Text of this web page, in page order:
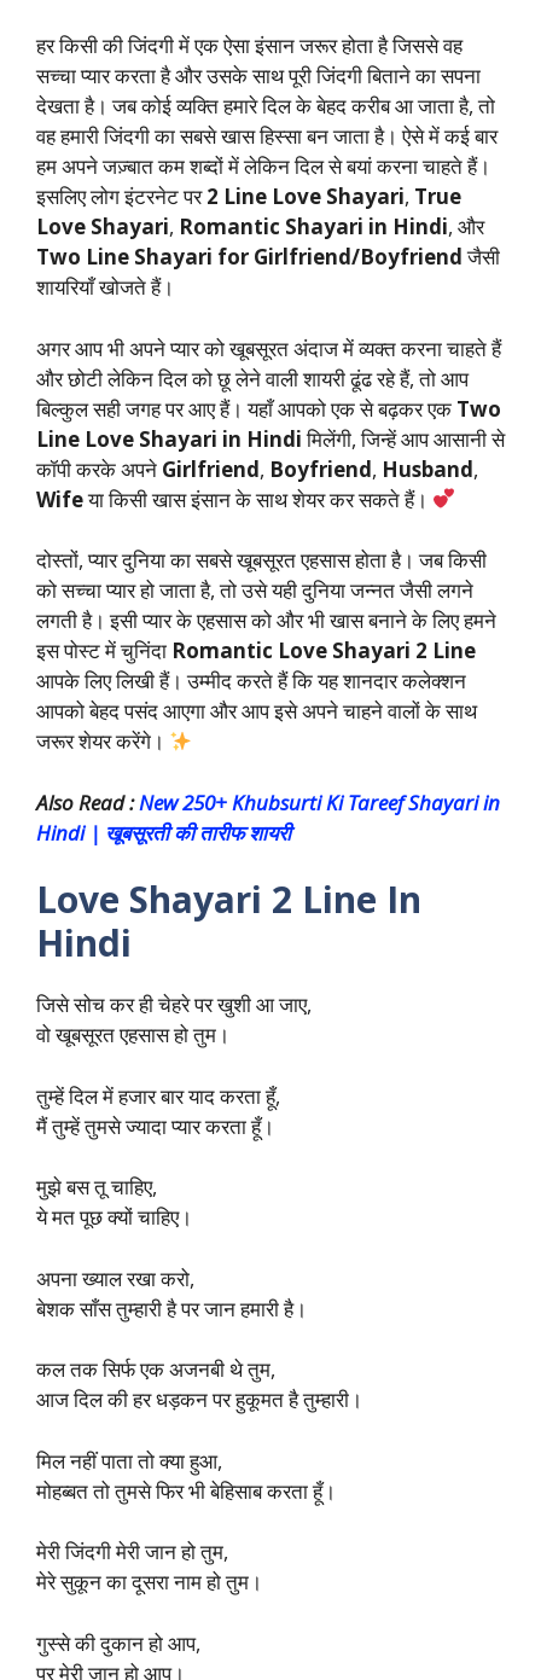
हर किसी की जिंदगी में एक ऐसा इंसान जरूर होता है जिससे वह
सच्चा प्यार करता है और उसके साथ पूरी जिंदगी बिताने का सपना
देखता है। जब कोई व्यक्ति हमारे दिल के बेहद करीब आ जाता है, तो
वह हमारी जिंदगी का सबसे खास हिस्सा बन जाता है। ऐसे में कई बार
हम अपने जज़्बात कम शब्दों में लेकिन दिल से बयां करना चाहते हैं।
इसलिए लोग इंटरनेट पर2 Line Love Shayari, True
Love Shayari, Romantic Shayari in Hindi, और
Two Line Shayari for Girlfriend/Boyfriendजैसी
शायरियाँ खोजते हैं।
अगर आप भी अपने प्यार को खूबसूरत अंदाज में व्यक्त करना चाहते हैं
और छोटी लेकिन दिल को छू लेने वाली शायरी ढूंढ रहे हैं, तो आप
बिल्कुल सही जगह पर आए हैं। यहाँ आपको एक से बढ़कर एक Two
Line Love Shayari in Hindiमिलेंगी, जिन्हें आप आसानी से
कॉपी करके अपने Girlfriend, Boyfriend, Husband,
Wifeया किसी खास इंसान के साथ शेयर कर सकते हैं।
दोस्तों, प्यार दुनिया का सबसे खूबसूरत एहसास होता है। जब किसी
को सच्चा प्यार हो जाता है, तो उसे यही दुनिया जन्नत जैसी लगने
लगती है। इसी प्यार के एहसास को और भी खास बनाने के लिए हमने
इस पोस्ट में चुनिंदा Romantic Love Shayari 2 Line
आपके लिए लिखी हैं। उम्मीद करते हैं कि यह शानदार कलेक्शन
आपको बेहद पसंद आएगा और आप इसे अपने चाहने वालों के साथ
जरूर शेयर करेंगे।
Also Read :New 250+ Khubsurti Ki Tareef Shayari in
Hindi | खूबसूरती की तारीफ शायरी
Love Shayari 2 Line In
Hindi
जिसे सोच कर ही चेहरे पर खुशी आ जाए,
वो खूबसूरत एहसास हो तुम।
तुम्हें दिल में हजार बार याद करता हूँ,
मैं तुम्हें तुमसे ज्यादा प्यार करता हूँ।
मुझे बस तू चाहिए,
ये मत पूछ क्यों चाहिए।
अपना ख्याल रखा करो,
बेशक साँस तुम्हारी है पर जान हमारी है।
कल तक सिर्फ एक अजनबी थे तुम,
आज दिल की हर धड़कन पर हुकूमत है तुम्हारी।
मिल नहीं पाता तो क्या हुआ,
मोहब्बत तो तुमसे फिर भी बेहिसाब करता हूँ।
मेरी जिंदगी मेरी जान हो तुम,
मेरे सुकून का दूसरा नाम हो तुम।
गुस्से की दुकान हो आप,
पर मेरी जान हो आप।